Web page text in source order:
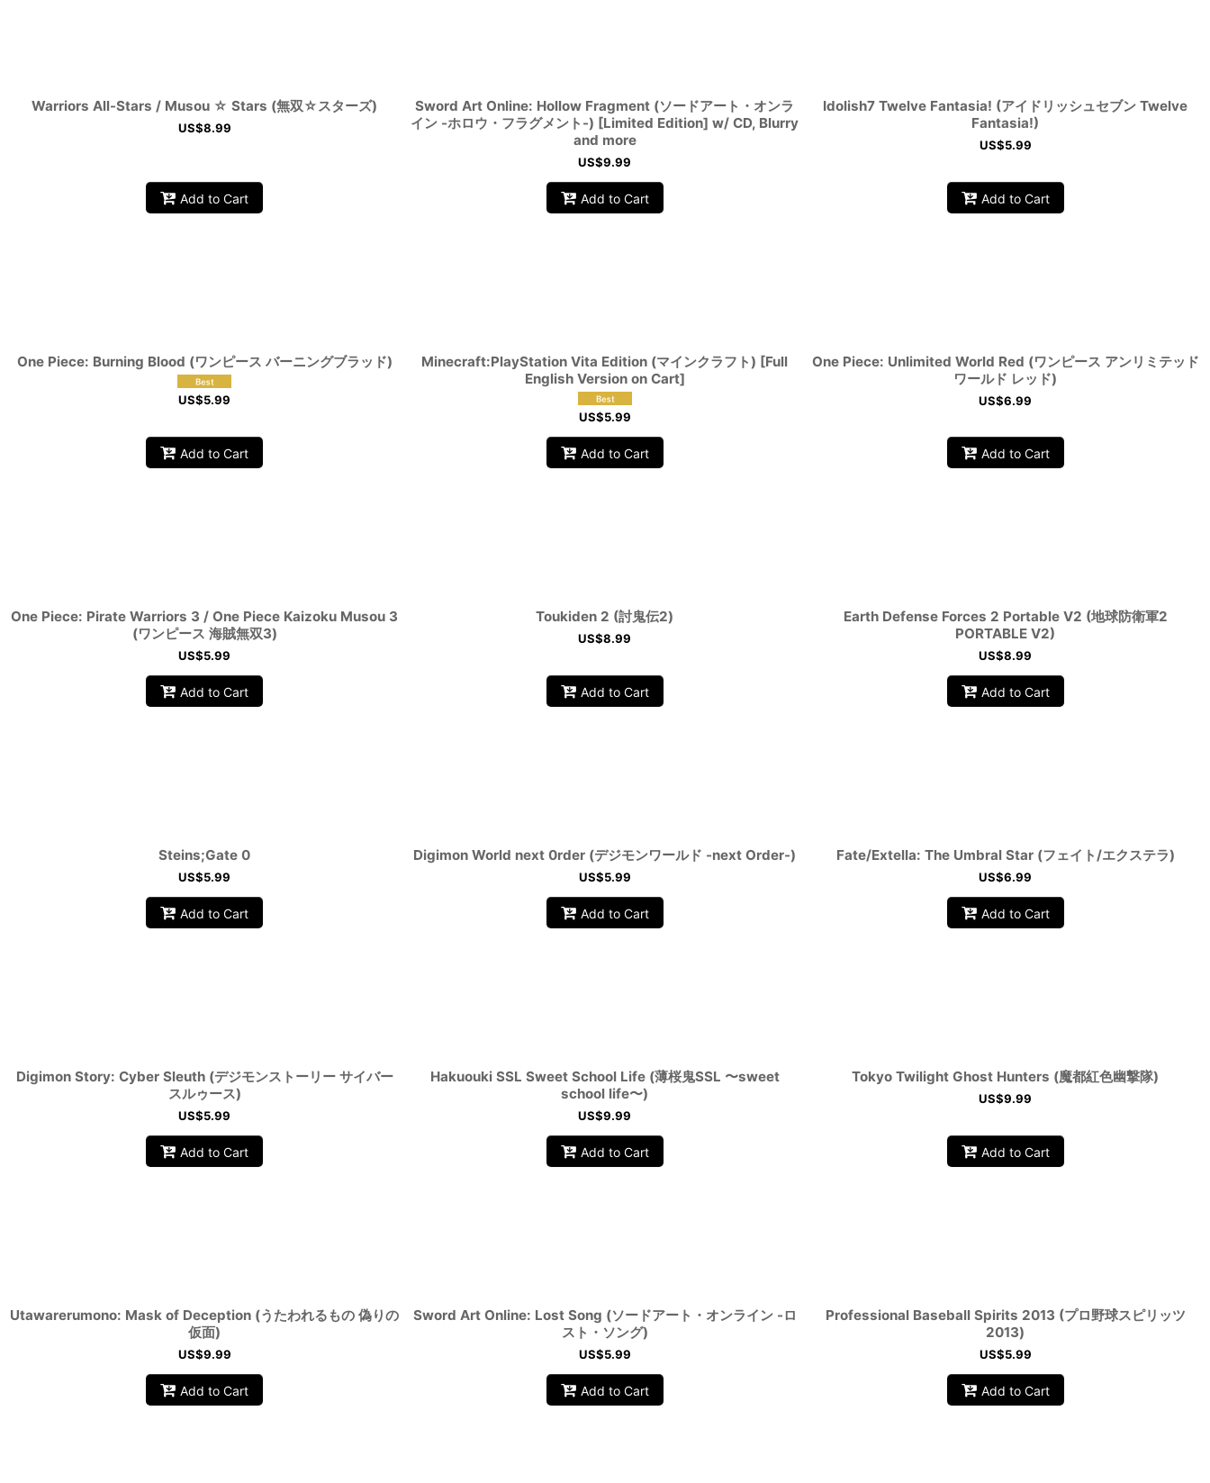
Warriors All-Stars / Musou ☆ Stars (無双☆スターズ)
US$8.99
Add to Cart
Sword Art Online: Hollow Fragment (ソードアート・オンラ
イン -ホロウ・フラグメント-) [Limited Edition] w/ CD, Blurry
and more
US$9.99
Add to Cart
Idolish7 Twelve Fantasia! (アイドリッシュセブン Twelve
Fantasia!)
US$5.99
Add to Cart
One Piece: Burning Blood (ワンピース バーニングブラッド)
US$5.99
Add to Cart
Minecraft:PlayStation Vita Edition (マインクラフト) [Full
English Version on Cart]
US$5.99
Add to Cart
One Piece: Unlimited World Red (ワンピース アンリミテッド
ワールド レッド)
US$6.99
Add to Cart
One Piece: Pirate Warriors 3 / One Piece Kaizoku Musou 3
(ワンピース 海賊無双3)
US$5.99
Add to Cart
Toukiden 2 (討鬼伝2)
US$8.99
Add to Cart
Earth Defense Forces 2 Portable V2 (地球防衛軍2
PORTABLE V2)
US$8.99
Add to Cart
Steins;Gate 0
US$5.99
Add to Cart
Digimon World next 0rder (デジモンワールド -next Order-)
US$5.99
Add to Cart
Fate/Extella: The Umbral Star (フェイト/エクステラ)
US$6.99
Add to Cart
Digimon Story: Cyber Sleuth (デジモンストーリー サイバー
スルゥース)
US$5.99
Add to Cart
Hakuouki SSL Sweet School Life (薄桜鬼SSL 〜sweet
school life〜)
US$9.99
Add to Cart
Tokyo Twilight Ghost Hunters (魔都紅色幽撃隊)
US$9.99
Add to Cart
Utawarerumono: Mask of Deception (うたわれるもの 偽りの
仮面)
US$9.99
Add to Cart
Sword Art Online: Lost Song (ソードアート・オンライン -ロ
スト・ソング)
US$5.99
Add to Cart
Professional Baseball Spirits 2013 (プロ野球スピリッツ
2013)
US$5.99
Add to Cart